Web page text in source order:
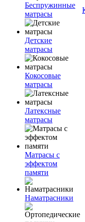
Беспружинные
матрасы
Детские
матрасы
Кокосовые
матрасы
Латексные
матрасы
Матрасы с
эффектом
памяти
Наматрасники